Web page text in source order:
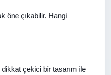
öne çıkabilir. Hangi
çekici bir tasarım ile